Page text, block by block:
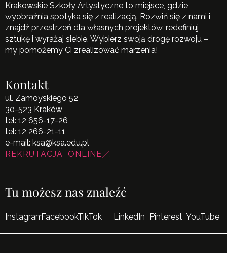
Krakowskie Szkoły Artystyczne to miejsce, gdzie
wyobraźnia spotyka się z realizacją. Rozwiń się z nami i
znajdź przestrzeń dla własnych projektów, redefiniuj
sztukę i wyrażaj siebie. Wybierz swoją drogę rozwoju –
my pomożemy Ci zrealizować marzenia!
Kontakt
ul. Zamoyskiego 52
30-523 Kraków
tel: 12 656-17-26
tel: 12 266-21-11
e-mail: ksa@ksa.edu.pl
REKRUTACJA ONLINE
Tu możesz nas znaleźć
InstagramFacebookTikTok LinkedIn Pinterest YouTube